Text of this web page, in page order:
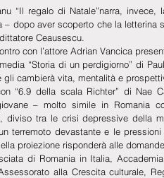
“Il regalo di Natale”narra,
– dopo aver scoperto che la
Ceausescu.
con l’attore Adrian Vancica
“Storia di un perdigiorno” di
gli cambierà vita, mentalità e
“6.9 della scala Richter” di Nae
– molto simile in Romania
diviso tra le crisi depressive della
terremoto devastante e le
proiezione risponderà alle
di Romania in Italia,
alla Crescita culturale,